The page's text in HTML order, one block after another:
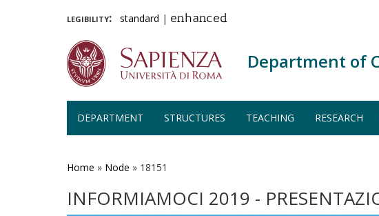
legibility: standard | enhanced
Department of
DEPARTMENT STRUCTURES TEACHING RESEARCH
Home » Node » 18151
INFORMIAMOCI 2019 -